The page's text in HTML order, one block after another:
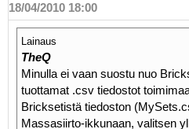
18/04/2010 18:00
Lainaus
TheQ
Minulla ei vaan suostu nuo
tuottamat .csv tiedostot
Bricksetistä tiedoston
Massasiirto-ikkunaan, valitsen